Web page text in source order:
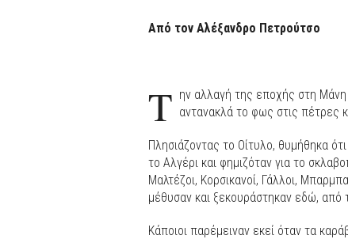
Από τον Αλέξανδρο Πετρούτσο
Τ ην αλλαγή της εποχής στη
αντανακλά το φως στις πέτρες
Πλησιάζοντας το Οίτυλο, θυμήθηκα
το Αλγέρι και φημιζόταν για το
Μαλτέζοι, Κορσικανοί, Γάλλοι,
μέθυσαν και ξεκουράστηκαν εδώ, από
Κάποιοι παρέμειναν εκεί όταν τα